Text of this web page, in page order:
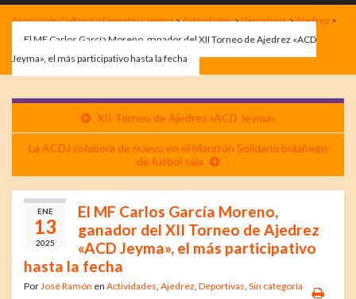
la
Asociación Cultural y Deportiva Jeyma>Actividades>Deportivas>Ajedrez >
El MF Carlos García Moreno, ganador del XII Torneo de Ajedrez «ACD
Jeyma», el más participativo hasta la fecha
XII Torneo de Ajedrez «ACD Jeyma»
La ACDJ colabora de nuevo en el Maratón Solidario bolañego
de fútbol sala
ENE
13
2025
El MF Carlos García Moreno,
ganador del XII Torneo de Ajedrez
«ACD Jeyma», el más participativo
hasta la fecha
Por José Ramón en Actividades Ajedrez Deportivas Sin categoría